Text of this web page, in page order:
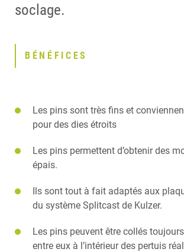
soclage.
BÉNÉFICES
Les pins sont très fins et
pour des dies étroits
Les pins permettent d’obtenir des
épais.
Ils sont tout à fait adaptés aux
du système Splitcast de Kulzer.
Les pins peuvent être collés
entre eux à l’intérieur des pertuis